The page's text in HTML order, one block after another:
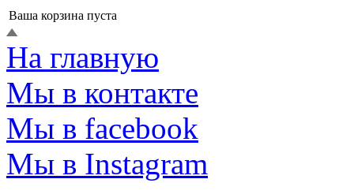
Ваша корзина пуста
На главную
Мы в контакте
Мы в facebook
Мы в Instagram